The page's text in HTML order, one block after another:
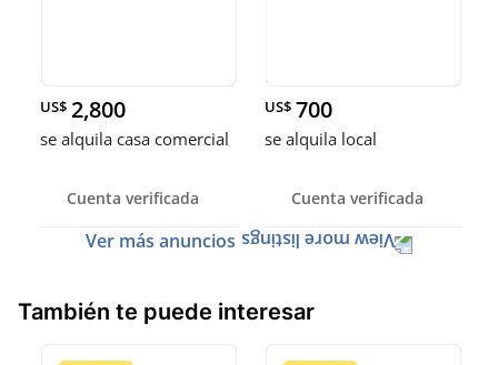
US$ 2,800
se alquila casa comercial
Cuenta verificada
US$ 700
se alquila local
Cuenta verificada
Ver más anuncios
También te puede interesar